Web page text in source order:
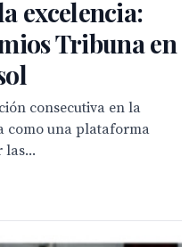
excelencia:
Tribuna en
consecutiva en la
como una plataforma
las...